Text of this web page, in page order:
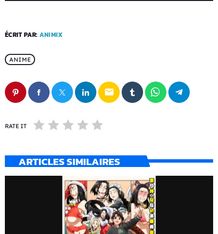
ÉCRIT PAR: ANIMIX
ANIME
email
RATE IT
ARTICLES SIMILAIRES